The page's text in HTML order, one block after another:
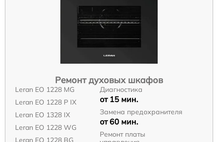
Ремонт духовых шкафов
Leran EO 1228 MG
Leran EO 1228 P IX
Leran EO 1328 IX
Leran EO 1228 WG
Leran EO 1228 BG
Диагностика
от 15 мин.
Замена предохранителя
от 60 мин.
Ремонт платы